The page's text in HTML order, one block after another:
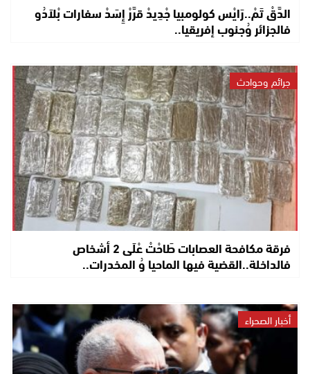
الدَّقْ تَمْ..رَايْس كولومبيا جْدِيدْ قرَّرْ إِسَدْ سفارات بْلاَدُو
فالجزائر وُجنوب إفريقيا..
جرائم وحوادث
فرقة مكافحة العصابات طَاحْتْ عْلَى 2 أشخاص
فالداخلة..القضية فيها الماحيا وُ المخدرات..
أخبار الصحراء